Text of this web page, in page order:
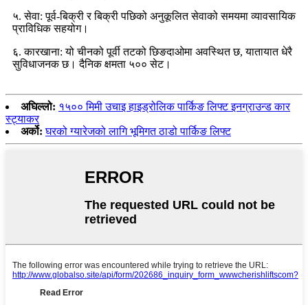
५. सेवा: पूर्व-बिक्री र बिक्री पछिको अनुकूलित सेवाको समयमा व्यावसायिक
प्राविधिक सहयोग।
६. कारखाना: यो चीनको पूर्वी तटको छिङदाओमा अवस्थित छ, यातायात धेरै
सुविधाजनक छ। दैनिक क्षमता ५०० सेट।
अघिल्लो: १५०० मिमी उचाइ हाइड्रोलिक पार्किङ लिफ्ट इनग्राउन्ड कार
स्ट्याकर
अर्को: घरको ग्यारेजको लागि भूमिगत ठाडो पार्किङ लिफ्ट